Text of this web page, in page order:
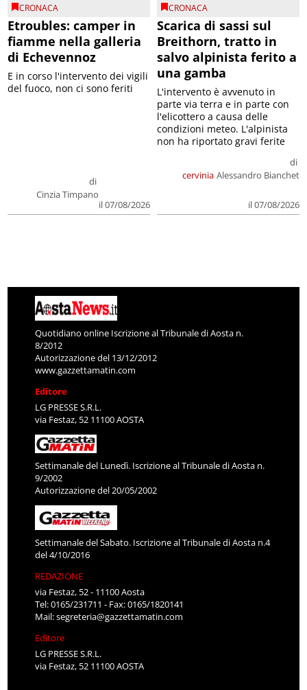
CRONACA
Etroubles: camper in
fiamme nella galleria
di Echevennoz
di
Cinzia Timpano
il 07/08/2026
E in corso l'intervento dei vigili
del fuoco, non ci sono feriti
CRONACA
Scarica di sassi sul
Breithorn, tratto in
salvo alpinista ferito a
una gamba
cervinia
di
Alessandro Bianchet
il 07/08/2026
L'intervento è avvenuto in
parte via terra e in parte con
l'elicottero a causa delle
condizioni meteo. L'alpinista
non ha riportato gravi ferite
Quotidiano online Iscrizione al Tribunale di Aosta n.
8/2012
Autorizzazione del 13/12/2012
www.gazzettamatin.com
Editore
LG PRESSE S.R.L.
via Festaz, 52 11100 AOSTA
Settimanale del Lunedì. Iscrizione al Tribunale di Aosta n.
9/2002
Autorizzazione del 20/05/2002
Settimanale del Sabato. Iscrizione al Tribunale di Aosta n.4
del 4/10/2016
REDAZIONE
via Festaz, 52 - 11100 Aosta
Tel: 0165/231711 - Fax: 0165/1820141
Mail:segreteria@gazzettamatin.com
Editore
LG PRESSE S.R.L.
via Festaz, 52 11100 AOSTA